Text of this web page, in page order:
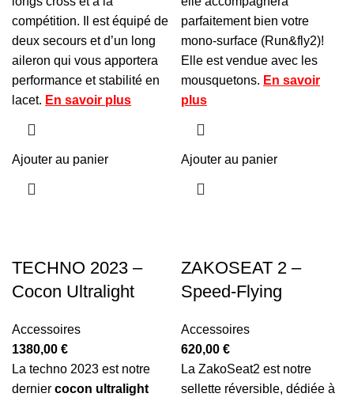
compétition. Il est équipé de
deux secours et d’un long
aileron qui vous apportera
performance et stabilité en
lacet. En savoir plus
Ajouter au panier
parfaitement bien votre
mono-surface (Run&fly2)!
Elle est vendue avec les
mousquetons. En savoir
plus
Ajouter au panier
TECHNO 2023 –
Cocon Ultralight
Accessoires
1380,00 €
La techno 2023 est notre
dernier cocon ultralight
ZAKOSEAT 2 –
Speed-Flying
Accessoires
620,00 €
La ZakoSeat2 est notre
sellette réversible, dédiée à